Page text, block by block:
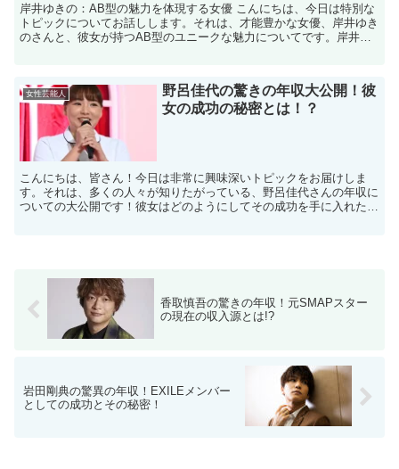
岸井ゆきの：AB型の魅力を体現する女優 こんにちは、今日は特別な
トピックについてお話しします。それは、才能豊かな女優、岸井ゆき
のさんと、彼女が持つAB型のユニークな魅力についてです。岸井さ
女性芸能人
野呂佳代の驚きの年収大公開！彼
女の成功の秘密とは！？
こんにちは、皆さん！今日は非常に興味深いトピックをお届けしま
す。それは、多くの人々が知りたがっている、野呂佳代さんの年収に
ついての大公開です！彼女はどのようにしてその成功を手に入れたの
香取慎吾の驚きの年収！元SMAPスター
の現在の収入源とは!?
岩田剛典の驚異の年収！EXILEメンバー
としての成功とその秘密！